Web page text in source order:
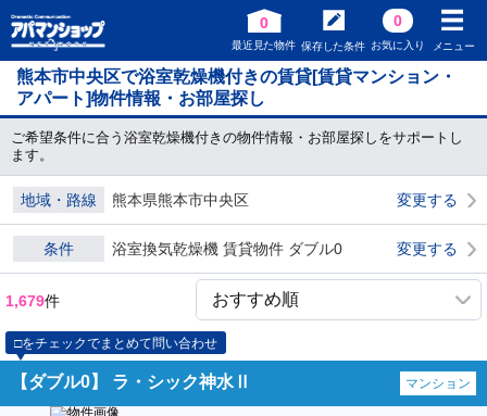
0
最近見た物件 保存した条件
0
お気に入り メニュー
熊本市中央区で浴室乾燥機付きの賃貸[賃貸マンション・
アパート]物件情報・お部屋探し
ご希望条件に合う浴室乾燥機付きの物件情報・お部屋探しをサポートし
ます。
地域・路線 熊本県熊本市中央区 変更する
条件 浴室換気乾燥機 賃貸物件 ダブル0 変更する
1,679件
□をチェックでまとめて問い合わせ
【ダブル0】 ラ・シック神水Ⅱ マンション